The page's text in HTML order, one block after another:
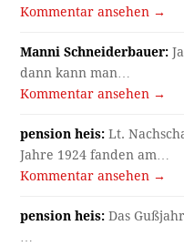
Kommentar ansehen →
Manni Schneiderbauer:
dann kann man…
Kommentar ansehen →
pension heis: Lt.
Jahre 1924 fanden am…
Kommentar ansehen →
pension heis: Das
…